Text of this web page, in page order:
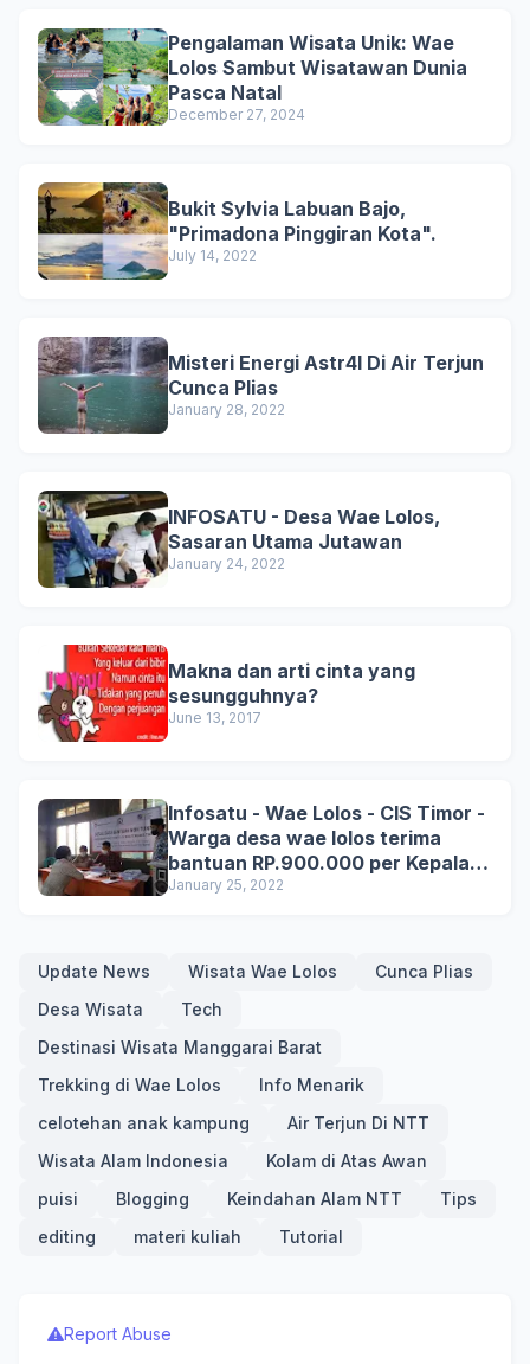
Pengalaman Wisata Unik: Wae
Lolos Sambut Wisatawan Dunia
Pasca Natal
December 27, 2024
Bukit Sylvia Labuan Bajo,
"Primadona Pinggiran Kota".
July 14, 2022
Misteri Energi Astr4l Di Air Terjun
Cunca Plias
January 28, 2022
INFOSATU - Desa Wae Lolos,
Sasaran Utama Jutawan
January 24, 2022
Makna dan arti cinta yang
sesungguhnya?
June 13, 2017
Infosatu - Wae Lolos - CIS Timor -
Warga desa wae lolos terima
bantuan RP.900.000 per Kepala
Keluarga.
January 25, 2022
Update News Wisata Wae Lolos
Cunca Plias
Desa Wisata
Tech
Destinasi Wisata Manggarai Barat
Trekking di Wae Lolos
Info Menarik
celotehan anak kampung
Air Terjun Di NTT
Wisata Alam Indonesia
Kolam di Atas Awan
puisi
Blogging Keindahan Alam NTT
Tips
editing
materi kuliah Tutorial
Report Abuse